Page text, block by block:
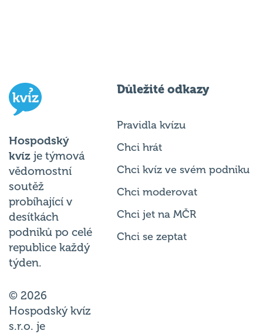
Hospodský
kvíz je týmová
vědomostní
soutěž
probíhající v
desítkách
podniků po celé
republice každý
týden.
© 2026
Hospodský kvíz
s.r.o. je
Důležité odkazy
Pravidla kvízu
Chci hrát
Chci kvíz ve svém podniku
Chci moderovat
Chci jet na MČR
Chci se zeptat